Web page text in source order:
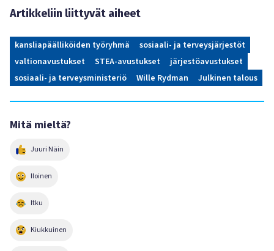
Artikkeliin liittyvät aiheet
kansliapäälliköiden työryhmä
sosiaali- ja terveysjärjestöt
valtionavustukset
STEA-avustukset
järjestöavustukset
sosiaali- ja terveysministeriö
Wille Rydman Julkinen talous
Mitä mieltä?
Juuri Näin
Iloinen
Itku
Kiukkuinen